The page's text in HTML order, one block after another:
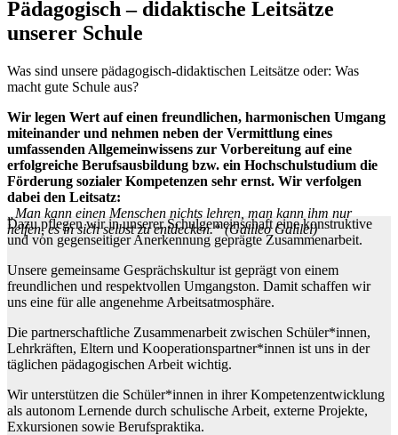
Pädagogisch – didaktische Leitsätze
unserer Schule
Was sind unsere pädagogisch-didaktischen Leitsätze oder: Was
macht gute Schule aus?
Wir legen Wert auf einen freundlichen, harmonischen Umgang
miteinander und nehmen neben der Vermittlung eines
umfassenden Allgemeinwissens zur Vorbereitung auf eine
erfolgreiche Berufsausbildung bzw. ein Hochschulstudium die
Förderung sozialer Kompetenzen sehr ernst. Wir verfolgen
dabei den Leitsatz:
„Man kann einen Menschen nichts lehren, man kann ihm nur
helfen, es in sich selbst zu entdecken.“ (Galileo Galilei)
Dazu pflegen wir in unserer Schulgemeinschaft eine konstruktive
und von gegenseitiger Anerkennung geprägte Zusammenarbeit.
Unsere gemeinsame Gesprächskultur ist geprägt von einem
freundlichen und respektvollen Umgangston. Damit schaffen wir
uns eine für alle angenehme Arbeitsatmosphäre.
Die partnerschaftliche Zusammenarbeit zwischen Schüler*innen,
Lehrkräften, Eltern und Kooperationspartner*innen ist uns in der
täglichen pädagogischen Arbeit wichtig.
Wir unterstützen die Schüler*innen in ihrer Kompetenzentwicklung
als autonom Lernende durch schulische Arbeit, externe Projekte,
Exkursionen sowie Berufspraktika.